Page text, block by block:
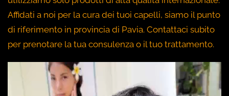
Affidati a noi per la cura dei tuoi capelli, siamo il punto
di riferimento in provincia di Pavia. Contattaci subito
per prenotare la tua consulenza o il tuo trattamento.